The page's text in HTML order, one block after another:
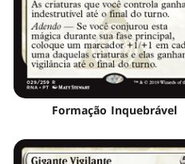
Formação Inquebrável